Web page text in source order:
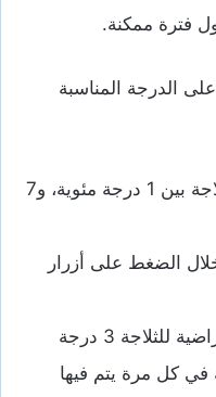
فترة ممكنة.
الدرجة المناسبة
إن درجة الحرارة المثالية للثلاجة بين 1 درجة مئوية، و7
الضغط على أزرار
ستجد أن درجة الحرارة الافتراضية للثلاجة 3 درجة
في كل مرة يتم فيها